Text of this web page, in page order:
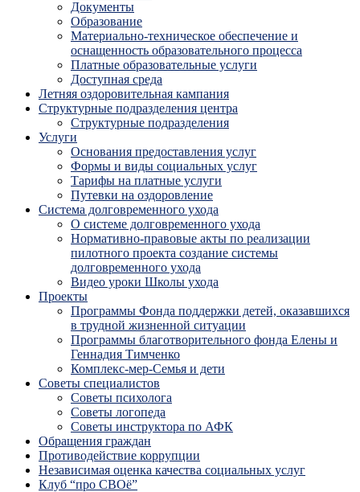
Документы
Образование
Материально-техническое обеспечение и
оснащенность образовательного процесса
Платные образовательные услуги
Доступная среда
Летняя оздоровительная кампания
Структурные подразделения центра
Структурные подразделения
Услуги
Основания предоставления услуг
Формы и виды социальных услуг
Тарифы на платные услуги
Путевки на оздоровление
Система долговременного ухода
О системе долговременного ухода
Нормативно-правовые акты по реализации
пилотного проекта создание системы
долговременного ухода
Видео уроки Школы ухода
Проекты
Программы Фонда поддержки детей, оказавшихся
в трудной жизненной ситуации
Программы благотворительного фонда Елены и
Геннадия Тимченко
Комплекс-мер-Семья и дети
Советы специалистов
Советы психолога
Советы логопеда
Советы инструктора по АФК
Обращения граждан
Противодействие коррупции
Независимая оценка качества социальных услуг
Клуб “про СВОё”